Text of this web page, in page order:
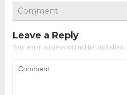
Comment
Leave a Reply
Your email address will not be published.